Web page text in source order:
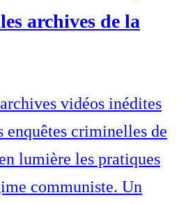
archives de la
vidéos inédites
enquêtes criminelles de
lumière les pratiques
communiste. Un